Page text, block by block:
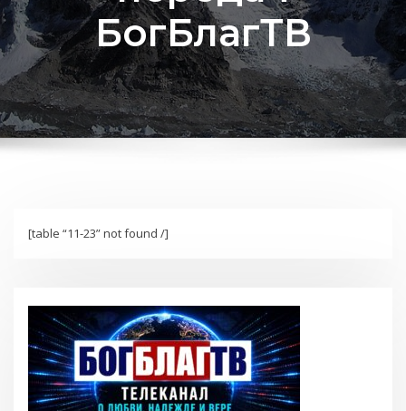
БогБлагТВ
[table “11-23” not found /]